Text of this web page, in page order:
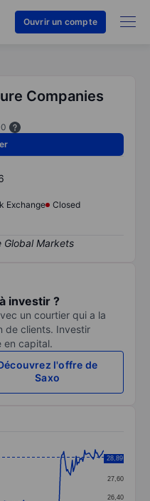
Ouvrir un compte
Companies
Exchange
Closed
investir ?
un courtier qui a la
de clients. Investir
en capital.
l'offre de
Saxo
categories.
26,40
27,60
28,80
28,89